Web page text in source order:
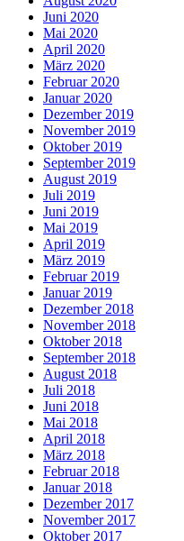
Juni 2020
Mai 2020
April 2020
März 2020
Februar 2020
Januar 2020
Dezember 2019
November 2019
Oktober 2019
September 2019
August 2019
Juli 2019
Juni 2019
Mai 2019
April 2019
März 2019
Februar 2019
Januar 2019
Dezember 2018
November 2018
Oktober 2018
September 2018
August 2018
Juli 2018
Juni 2018
Mai 2018
April 2018
März 2018
Februar 2018
Januar 2018
Dezember 2017
November 2017
Oktober 2017